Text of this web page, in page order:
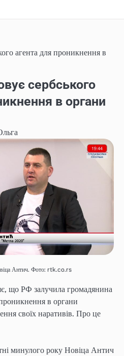
агента для проникнення в
сербського
в органи
Антич. Фото: rtk.co.rs
що РФ залучила громадянина
в органи
своїх наративів. Про це
минулого року Новіца Антич